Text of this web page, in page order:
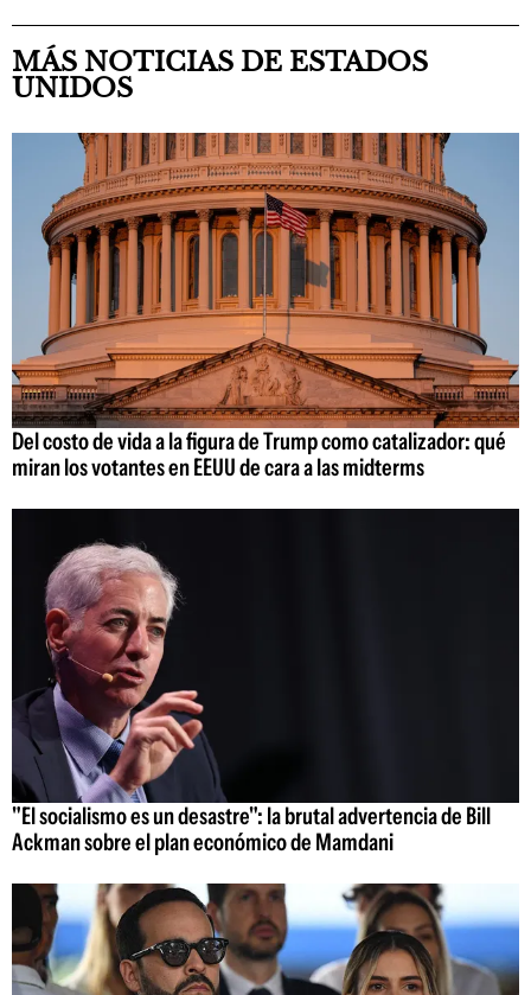
MÁS NOTICIAS DE ESTADOS
UNIDOS
Del costo de vida a la figura de Trump como catalizador: qué
miran los votantes en EEUU de cara a las midterms
"El socialismo es un desastre": la brutal advertencia de Bill
Ackman sobre el plan económico de Mamdani